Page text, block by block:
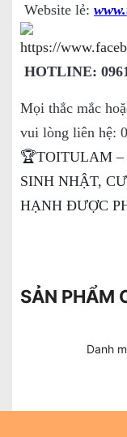
Website lẻ:
HOTLINE:
Mọi thắc mắc
vui lòng liên hệ:
🏆TOITULAM –
SINH NHẬT,
HẠNH ĐƯỢC
SẢN PHẨM
Danh